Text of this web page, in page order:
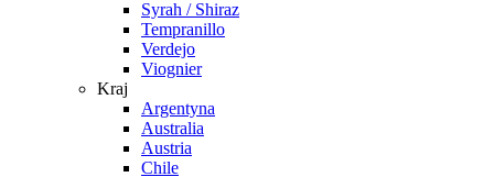
Syrah / Shiraz
Tempranillo
Verdejo
Viognier
Kraj
Argentyna
Australia
Austria
Chile